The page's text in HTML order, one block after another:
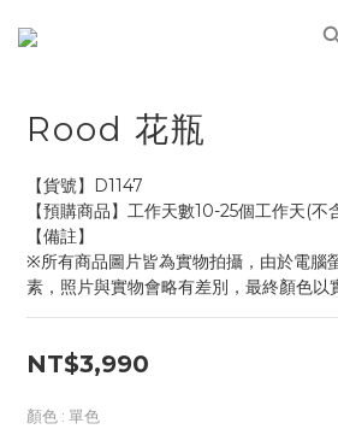
Rood 花瓶
【貨號】D1147
【預購商品】工作天數10-25個工作天(不
【備註】
※所有商品圖片皆為實物拍攝，由於電腦
素，照片與實物會略有差別，最終顏色以
NT$3,990
顏色 : 單色